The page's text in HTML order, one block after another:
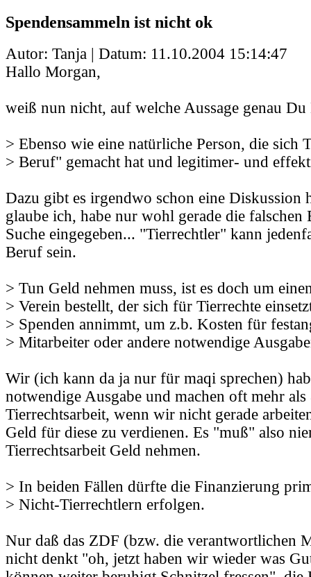
Spendensammeln ist nicht ok
Autor: Tanja | Datum: 11.10.2004 15:14:47
Hallo Morgan,
weiß nun nicht, auf welche Aussage genau Du
> Ebenso wie eine natürliche Person, die sich
> Beruf" gemacht hat und legitimer- und
Dazu gibt es irgendwo schon eine Diskussion
glaube ich, habe nur wohl gerade die
Suche eingegeben... "Tierrechtler" kann
Beruf sein.
> Tun Geld nehmen muss, ist es doch um
> Verein bestellt, der sich für Tierrechte
> Spenden annimmt, um z.b. Kosten für
> Mitarbeiter oder andere notwendige
Wir (ich kann da ja nur für maqi sprechen)
notwendige Ausgabe und machen oft mehr
Tierrechtsarbeit, wenn wir nicht gerade
Geld für diese zu verdienen. Es "muß" also
Tierrechtsarbeit Geld nehmen.
> In beiden Fällen dürfte die Finanzierung
> Nicht-Tierrechtlern erfolgen.
Nur daß das ZDF (bzw. die verantwortlichen
nicht denkt "oh, jetzt haben wir wieder was